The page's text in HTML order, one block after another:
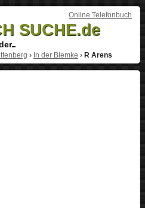
Online Telefonbuch
SUCHE.de
› In der Blemke › R Arens